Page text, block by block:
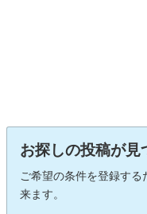
お探しの投稿が見
ご希望の条件を登録する
来ます。